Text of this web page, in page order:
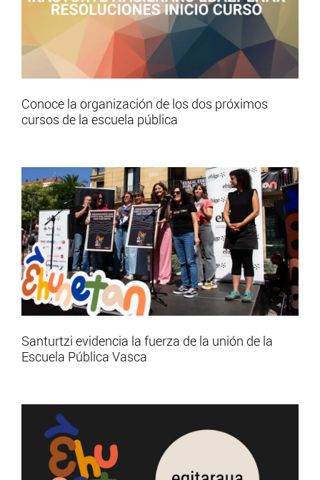
Conoce la organización de los dos próximos
cursos de la escuela pública
Santurtzi evidencia la fuerza de la unión de la
Escuela Pública Vasca